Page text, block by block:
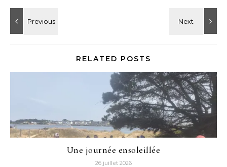
RELATED POSTS
Une journée ensoleillée
26 juillet 2026